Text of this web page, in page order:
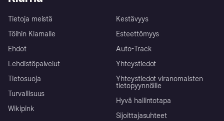
Tietoja meistä
Töihin Klarnalle
Ehdot
Lehdistöpalvelut
Tietosuoja
Turvallisuus
Wikipink
Kestävyys
Esteettömyys
Auto-Track
Yhteystiedot
Yhteystiedot viranomaisten
tietopyynnöille
Hyvä hallintotapa
Sijoittajasuhteet